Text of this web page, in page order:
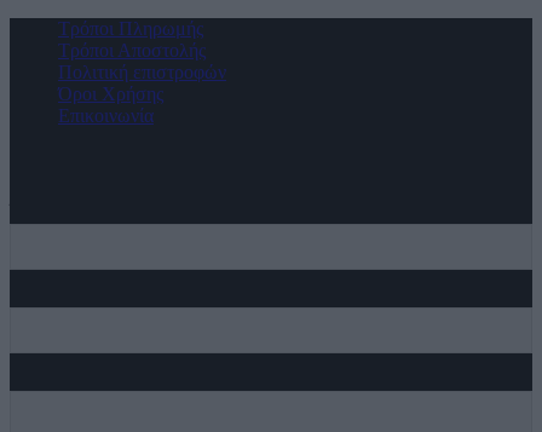
Τρόποι Πληρωμής
Τρόποι Αποστολής
Πολιτική επιστροφών
Όροι Χρήσης
Επικοινωνία